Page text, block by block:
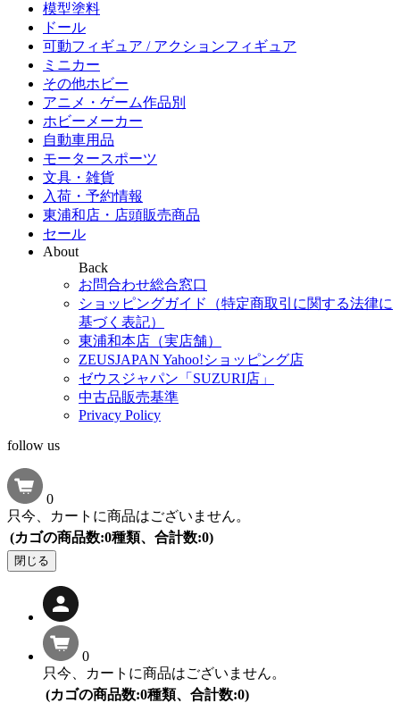
模型塗料
ドール
可動フィギュア / アクションフィギュア
ミニカー
その他ホビー
アニメ・ゲーム作品別
ホビーメーカー
自動車用品
モータースポーツ
文具・雑貨
入荷・予約情報
東浦和店・店頭販売商品
セール
About
Back
お問合わせ総合窓口
ショッピングガイド（特定商取引に関する法律に
基づく表記）
東浦和本店（実店舗）
ZEUSJAPAN Yahoo!ショッピング店
ゼウスジャパン「SUZURI店」
中古品販売基準
Privacy Policy
follow us
0
只今、カートに商品はございません。
(カゴの商品数:0種類、合計数:0)
閉じる
0
只今、カートに商品はございません。
(カゴの商品数:0種類、合計数:0)